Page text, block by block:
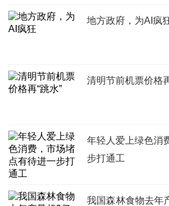
地方政府，为AI疯
清明节前机票价格
年轻人爱上绿色消
步打通工
我国森林食物去年